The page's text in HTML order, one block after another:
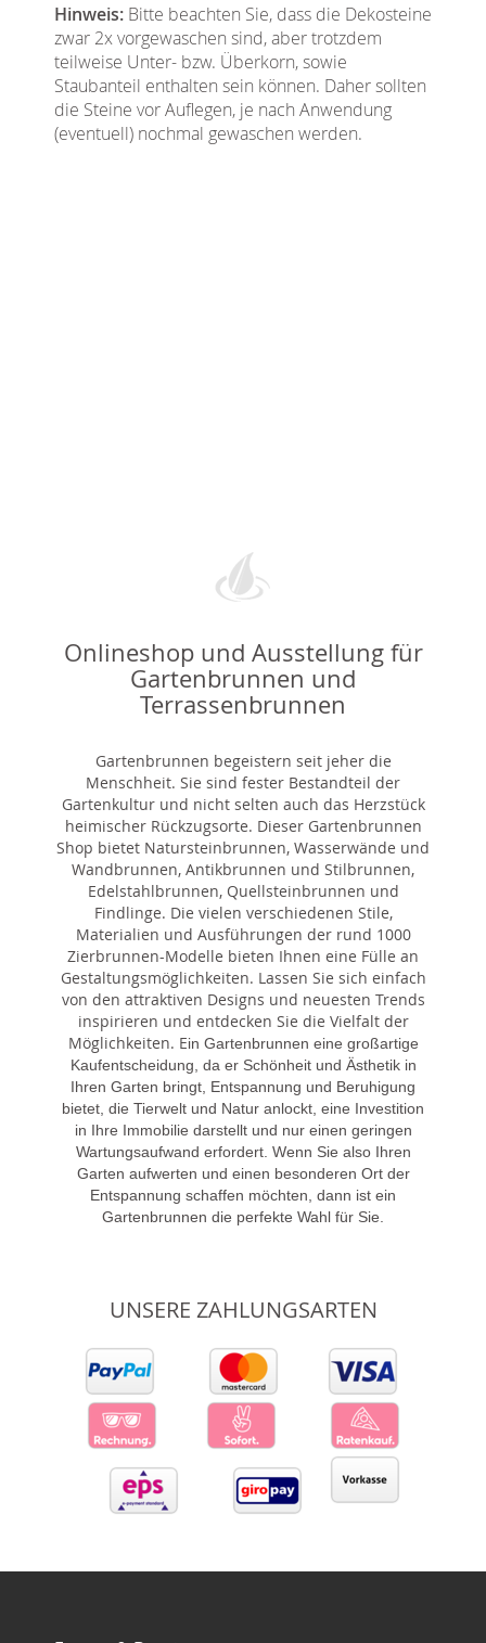
Hinweis: Bitte beachten Sie, dass die Dekosteine
zwar 2x vorgewaschen sind, aber trotzdem
teilweise Unter- bzw. Überkorn, sowie
Staubanteil enthalten sein können. Daher sollten
die Steine vor Auflegen, je nach Anwendung
(eventuell) nochmal gewaschen werden.
Onlineshop und Ausstellung für
Gartenbrunnen und
Terrassenbrunnen
Gartenbrunnen begeistern seit jeher die
Menschheit. Sie sind fester Bestandteil der
Gartenkultur und nicht selten auch das Herzstück
heimischer Rückzugsorte. Dieser Gartenbrunnen
Shop bietet Natursteinbrunnen, Wasserwände und
Wandbrunnen, Antikbrunnen und Stilbrunnen,
Edelstahlbrunnen, Quellsteinbrunnen und
Findlinge. Die vielen verschiedenen Stile,
Materialien und Ausführungen der rund 1000
Zierbrunnen-Modelle bieten Ihnen eine Fülle an
Gestaltungsmöglichkeiten. Lassen Sie sich einfach
von den attraktiven Designs und neuesten Trends
inspirieren und entdecken Sie die Vielfalt der
Möglichkeiten. Ein Gartenbrunnen eine großartige
Kaufentscheidung, da er Schönheit und Ästhetik in
Ihren Garten bringt, Entspannung und Beruhigung
bietet, die Tierwelt und Natur anlockt, eine Investition
in Ihre Immobilie darstellt und nur einen geringen
Wartungsaufwand erfordert. Wenn Sie also Ihren
Garten aufwerten und einen besonderen Ort der
Entspannung schaffen möchten, dann ist ein
Gartenbrunnen die perfekte Wahl für Sie.
UNSERE ZAHLUNGSARTEN